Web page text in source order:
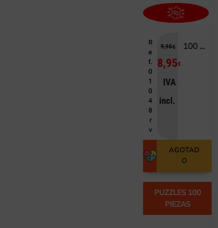
R
e
f.
0
1
0
4
8
r
v
9,95€
8,95€
IVA
incl.
100 DISNEY WISH
AGOTAD
O
PUZZLES 100
PIEZAS